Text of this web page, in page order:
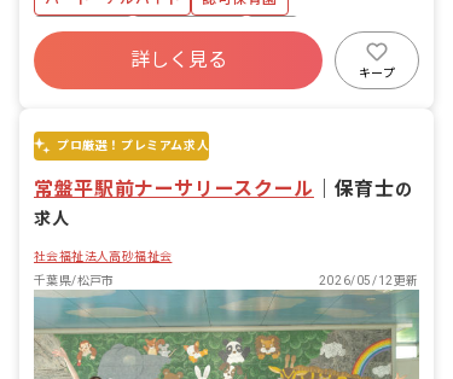
残業少なめ
社会保険完備
有給
昇給昇進あり
社会福祉法人
車通勤可
詳しく見る
キープ
プロ厳選！プレミアム求人
常盤平駅前ナーサリースクール 保育士の
求人
社会福祉法人高砂福祉会
千葉県/松戸市
2026/05/12更新